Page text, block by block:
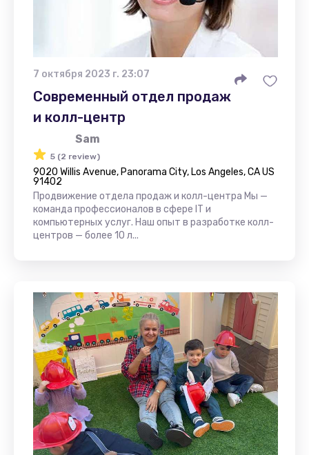
7 октября 2023 г. 23:07
Современный отдел продаж
и колл-центр
Sam
5 (2 review)
9020 Willis Avenue, Panorama City, Los Angeles, CA US
91402
Продвижение отдела продаж и колл-центра Мы —
команда профессионалов в сфере IT и
компьютерных услуг. Наш опыт в разработке колл-
центров — более 10 л...